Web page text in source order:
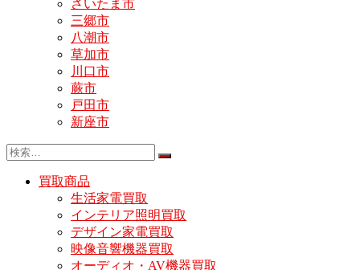
さいたま市
三郷市
八潮市
草加市
川口市
蕨市
戸田市
新座市
買取商品
生活家電買取
インテリア照明買取
デザイン家電買取
映像音響機器買取
オーディオ・AV機器買取